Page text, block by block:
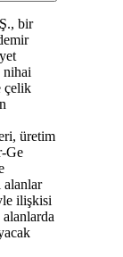
bir
nihai
çelik
üretim
Ge
ilişkisi